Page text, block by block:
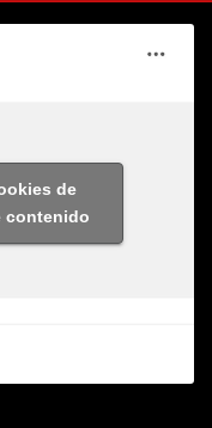
de
contenido